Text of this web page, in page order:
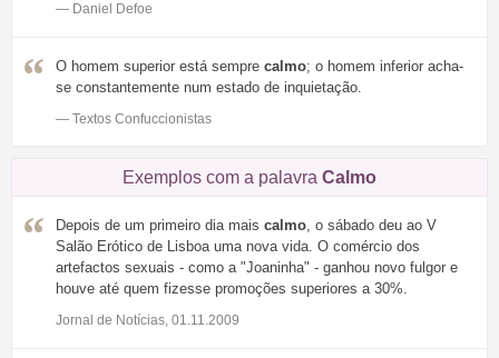
— Daniel Defoe
O homem superior está sempre calmo; o homem inferior acha-
se constantemente num estado de inquietação.
— Textos Confuccionistas
Exemplos com a palavra Calmo
Depois de um primeiro dia mais calmo, o sábado deu ao V
Salão Erótico de Lisboa uma nova vida. O comércio dos
artefactos sexuais - como a "Joaninha" - ganhou novo fulgor e
houve até quem fizesse promoções superiores a 30%.
Jornal de Notícias, 01.11.2009